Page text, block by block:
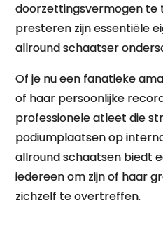
doorzettingsvermogen te
presteren zijn essentiële
allround schaatser
Of je nu een fanatieke
of haar persoonlijke
professionele atleet die
podiumplaatsen op
allround schaatsen biedt
iedereen om zijn of haar
zichzelf te overtreffen.